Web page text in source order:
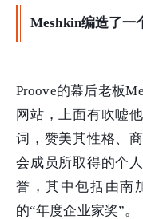
Meshkin编造了一
Proove的幕后老板
网站，上面有吹嘘
词，赞美其性格、
会成员所取得的个
誉，其中包括由南
的“年度企业家奖”。